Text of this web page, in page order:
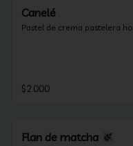
Canelé
Pastel de crema pastelera
$2.000
Flan de matcha